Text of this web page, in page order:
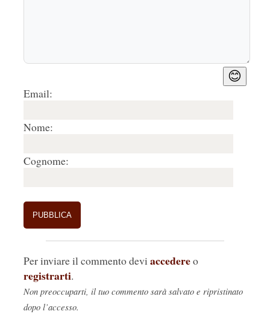
😊
Email:
Nome:
Cognome:
Per inviare il commento devi accedereo
registrarti.
Non preoccuparti, il tuo commento sarà salvato e ripristinato
dopo l’accesso.